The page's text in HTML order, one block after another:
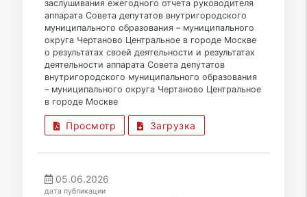
заслушивания ежегодного отчета руководителя
аппарата Совета депутатов внутригородского
муниципального образования – муниципального
округа Чертаново Центральное в городе Москве
о результатах своей деятельности и результатах
деятельности аппарата Совета депутатов
внутригородского муниципального образования
– муниципального округа Чертаново Центральное
в городе Москве
Просмотр Загрузка
05.06.2026
дата публикации